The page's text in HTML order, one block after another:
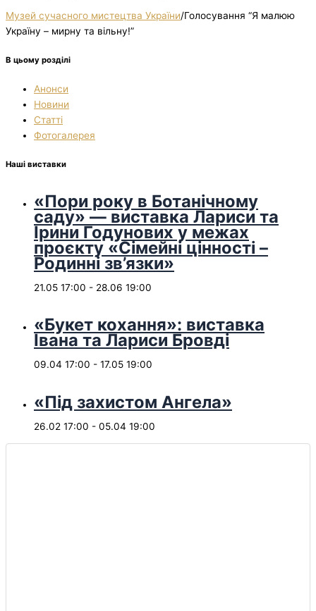
Музей сучасного мистецтва України/Голосування “Я малюю
Україну – мирну та вільну!”
В цьому розділі
Анонси
Новини
Статті
Фотогалерея
Наші виставки
«Пори року в Ботанічному
саду» — виставка Лариси та
Ірини Годунових у межах
проєкту «Сімейні цінності –
Родинні зв’язки»
21.05 17:00 - 28.06 19:00
«Букет кохання»: виставка
Івана та Лариси Бровді
09.04 17:00 - 17.05 19:00
«Під захистом Ангела»
26.02 17:00 - 05.04 19:00